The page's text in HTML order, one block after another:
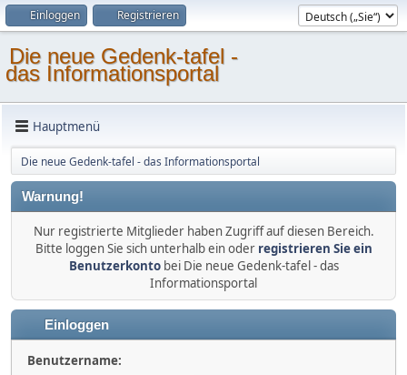
Einloggen Registrieren
Die neue Gedenk-tafel -
das Informationsportal
Hauptmenü
Die neue Gedenk-tafel - das Informationsportal
Warnung!
Nur registrierte Mitglieder haben Zugriff auf diesen Bereich.
Bitte loggen Sie sich unterhalb ein oder registrieren Sie ein
Benutzerkontobei Die neue Gedenk-tafel - das
Informationsportal
Einloggen
Benutzername: